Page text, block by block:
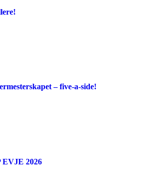
– five-a-side!
2026